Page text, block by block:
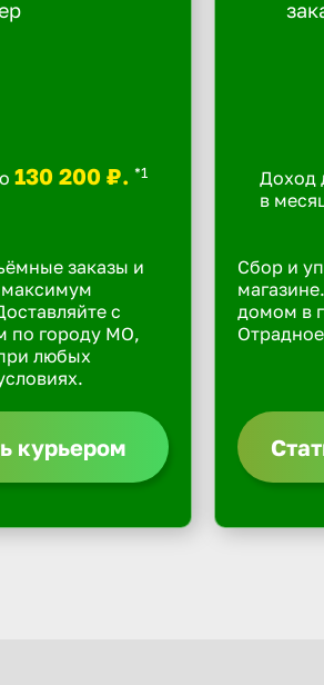
130 200 ₽. *1
заказы и
максимум
с
по городу МО,
любых
курьером
Доход
в
Сбор и
домом в